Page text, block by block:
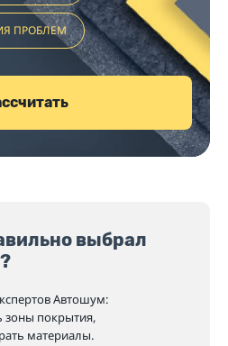
ПРОБЛЕМ
выбрал
Автошум:
зоны покрытия,
материалы.